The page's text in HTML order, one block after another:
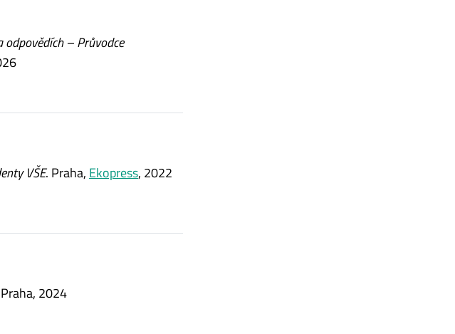
– Průvodce
VŠE. Praha, Ekopress, 2022
2024